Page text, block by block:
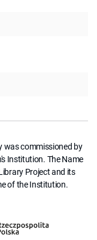
was commissioned by
Institution. The Name
Project and its
of the Institution.